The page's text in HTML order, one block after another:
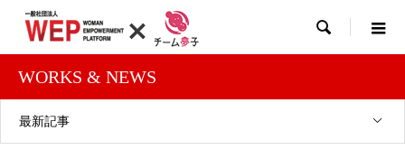

WORKS & NEWS
最新記事